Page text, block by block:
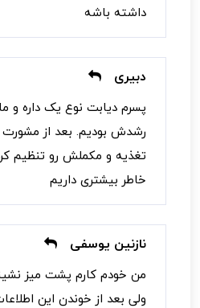
داشته باشه
دبیری
پسرم دیابت نوع یک داره و
رشدش بودیم. بعد از مشورت
تغذیه و مکملش رو تنظیم
خاطر بیشتری داریم
نازنین یوسفی
من خودم کارم پشت میز
ولی بعد از خوندن این